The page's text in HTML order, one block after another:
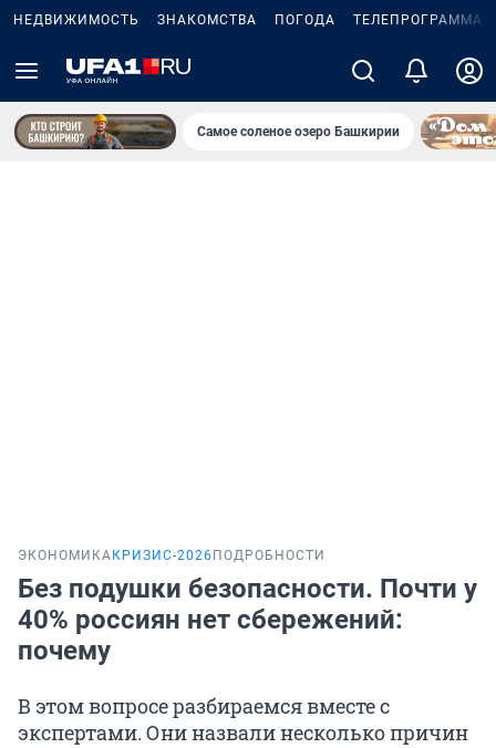
НЕДВИЖИМОСТЬ ЗНАКОМСТВА ПОГОДА ТЕЛЕПРОГРАММА
Самое соленое озеро Башкирии
ЭКОНОМИКА КРИЗИС-2026 ПОДРОБНОСТИ
Без подушки безопасности. Почти у
40% россиян нет сбережений:
почему
В этом вопросе разбираемся вместе с
экспертами. Они назвали несколько причин